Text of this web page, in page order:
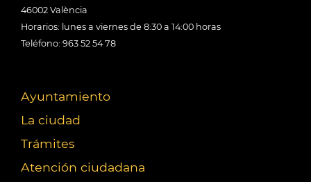
46002 València
Horarios: lunes a viernes de 8:30 a 14:00 horas
Teléfono: 963 52 54 78
Ayuntamiento
La ciudad
Trámites
Atención ciudadana